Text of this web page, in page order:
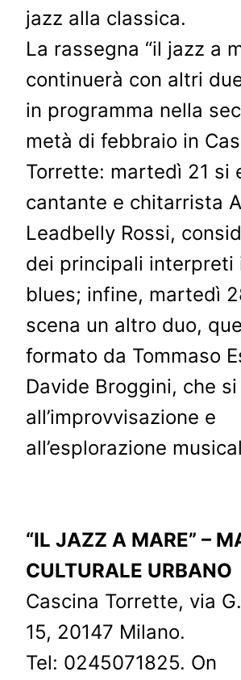
jazz alla classica.
La rassegna “il jazz a
continuerà con altri
in programma nella
metà di febbraio in
Torrette: martedì 21 si
cantante e chitarrista
Leadbelly Rossi,
dei principali interpreti
blues; infine, martedì
scena un altro duo,
formato da Tommaso
Davide Broggini, che
all’improvvisazione e
all’esplorazione
“IL JAZZ A MARE” –
CULTURALE URBANO
Cascina Torrette, via
15, 20147 Milano.
Tel: 0245071825. On